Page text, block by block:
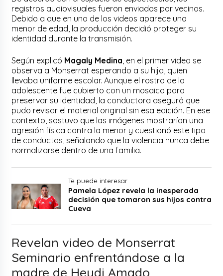
registros audiovisuales fueron enviados por vecinos.
Debido a que en uno de los videos aparece una
menor de edad, la producción decidió proteger su
identidad durante la transmisión.
Según explicó Magaly Medina, en el primer video se
observa a Monserrat esperando a su hija, quien
llevaba uniforme escolar. Aunque el rostro de la
adolescente fue cubierto con un mosaico para
preservar su identidad, la conductora aseguró que
pudo revisar el material original sin esa edición. En ese
contexto, sostuvo que las imágenes mostrarían una
agresión física contra la menor y cuestionó este tipo
de conductas, señalando que la violencia nunca debe
normalizarse dentro de una familia.
Te puede interesar
Pamela López revela la inesperada
decisión que tomaron sus hijos contra
Cueva
Revelan video de Monserrat
Seminario enfrentándose a la
madre de Heydi Amado